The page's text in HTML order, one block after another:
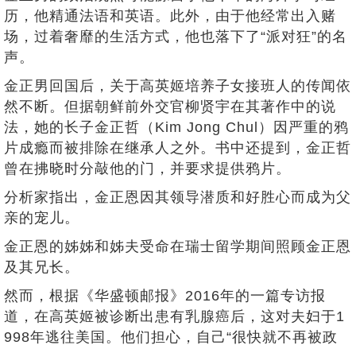
历，他精通法语和英语。此外，由于他经常出入赌
场，过着奢靡的生活方式，他也落下了“派对狂”的名
声。
金正男回国后，关于高英姬培养子女接班人的传闻依
然不断。但据朝鲜前外交官柳贤宇在其著作中的说
法，她的长子金正哲（Kim Jong Chul）因严重的鸦
片成瘾而被排除在继承人之外。书中还提到，金正哲
曾在拂晓时分敲他的门，并要求提供鸦片。
分析家指出，金正恩因其领导潜质和好胜心而成为父
亲的宠儿。
金正恩的姊姊和姊夫受命在瑞士留学期间照顾金正恩
及其兄长。
然而，根据《华盛顿邮报》2016年的一篇专访报
道，在高英姬被诊断出患有乳腺癌后，这对夫妇于1
998年逃往美国。他们担心，自己“很快就不再被政